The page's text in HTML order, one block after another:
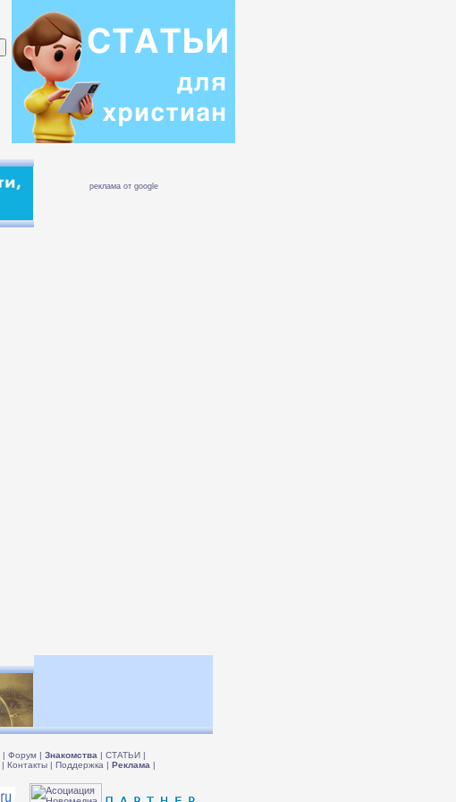
реклама от google
| Форум | Знакомства | СТАТЬИ |
| Контакты | Поддержка | Реклама |